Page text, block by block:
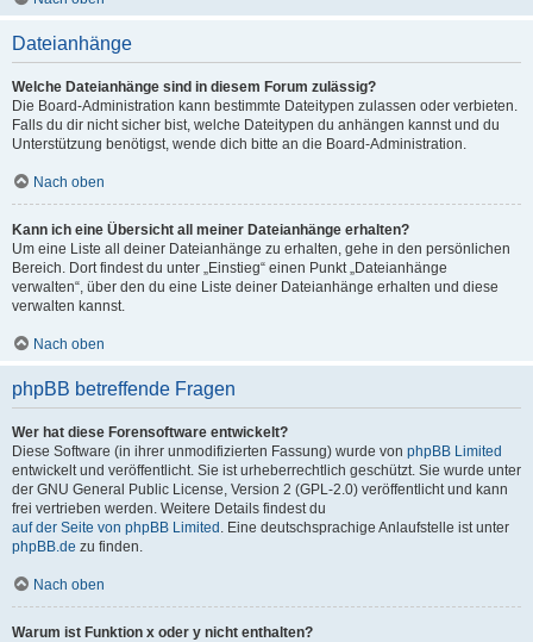
Dateianhänge
Welche Dateianhänge sind in diesem Forum zulässig?
Die Board-Administration kann bestimmte Dateitypen zulassen oder verbieten.
Falls du dir nicht sicher bist, welche Dateitypen du anhängen kannst und du
Unterstützung benötigst, wende dich bitte an die Board-Administration.
Nach oben
Kann ich eine Übersicht all meiner Dateianhänge erhalten?
Um eine Liste all deiner Dateianhänge zu erhalten, gehe in den persönlichen
Bereich. Dort findest du unter „Einstieg“ einen Punkt „Dateianhänge
verwalten“, über den du eine Liste deiner Dateianhänge erhalten und diese
verwalten kannst.
Nach oben
phpBB betreffende Fragen
Wer hat diese Forensoftware entwickelt?
Diese Software (in ihrer unmodifizierten Fassung) wurde von phpBB Limited
entwickelt und veröffentlicht. Sie ist urheberrechtlich geschützt. Sie wurde unter
der GNU General Public License, Version 2 (GPL-2.0) veröffentlicht und kann
frei vertrieben werden. Weitere Details findest du
auf der Seite von phpBB Limited . Eine deutschsprachige Anlaufstelle ist unter
phpBB.de zu finden.
Nach oben
Warum ist Funktion x oder y nicht enthalten?